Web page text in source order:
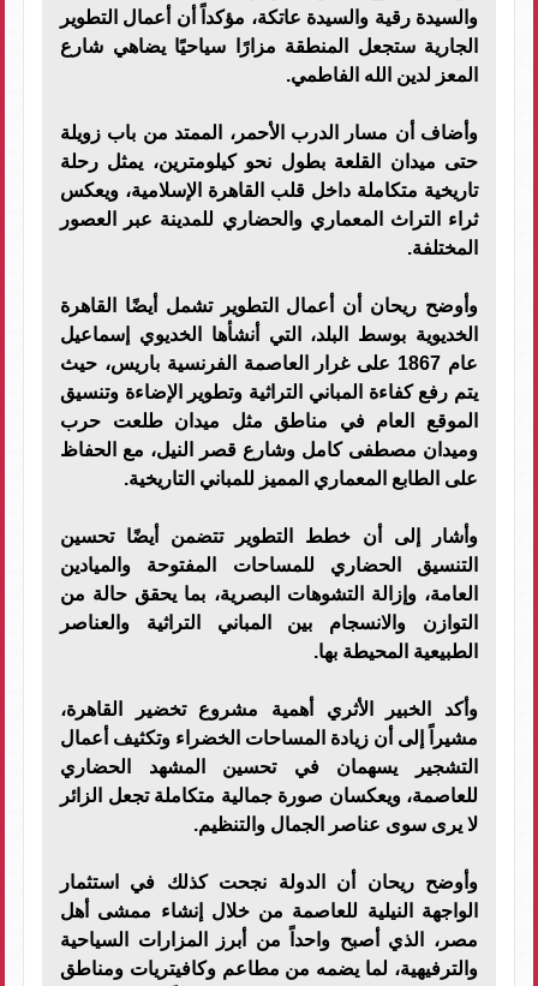
والسيدة رقية والسيدة عاتكة، مؤكداً أن أعمال التطوير
الجارية ستجعل المنطقة مزارًا سياحيًا يضاهي شارع
المعز لدين الله الفاطمي.
وأضاف أن مسار الدرب الأحمر، الممتد من باب زويلة
حتى ميدان القلعة بطول نحو كيلومترين، يمثل رحلة
تاريخية متكاملة داخل قلب القاهرة الإسلامية، ويعكس
ثراء التراث المعماري والحضاري للمدينة عبر العصور
المختلفة.
وأوضح ريحان أن أعمال التطوير تشمل أيضًا القاهرة
الخديوية بوسط البلد، التي أنشأها الخديوي إسماعيل
عام 1867 على غرار العاصمة الفرنسية باريس، حيث
يتم رفع كفاءة المباني التراثية وتطوير الإضاءة وتنسيق
الموقع العام في مناطق مثل ميدان طلعت حرب
وميدان مصطفى كامل وشارع قصر النيل، مع الحفاظ
على الطابع المعماري المميز للمباني التاريخية.
وأشار إلى أن خطط التطوير تتضمن أيضًا تحسين
التنسيق الحضاري للمساحات المفتوحة والميادين
العامة، وإزالة التشوهات البصرية، بما يحقق حالة من
التوازن والانسجام بين المباني التراثية والعناصر
الطبيعية المحيطة بها.
وأكد الخبير الأثري أهمية مشروع تخضير القاهرة،
مشيراً إلى أن زيادة المساحات الخضراء وتكثيف أعمال
التشجير يسهمان في تحسين المشهد الحضاري
للعاصمة، ويعكسان صورة جمالية متكاملة تجعل الزائر
لا يرى سوى عناصر الجمال والتنظيم.
وأوضح ريحان أن الدولة نجحت كذلك في استثمار
الواجهة النيلية للعاصمة من خلال إنشاء ممشى أهل
مصر، الذي أصبح واحداً من أبرز المزارات السياحية
والترفيهية، لما يضمه من مطاعم وكافيتريات ومناطق